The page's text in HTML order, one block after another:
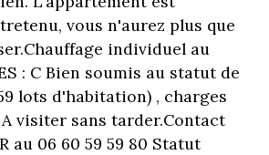
vous n'aurez plus que
individuel au
: C Bien soumis au statut de
lots d'habitation) , charges
visiter sans tarder.Contact
au 06 60 59 59 80 Statut